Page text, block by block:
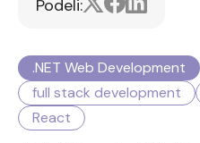
Podeli:
.NET Web Development
full stack development
React